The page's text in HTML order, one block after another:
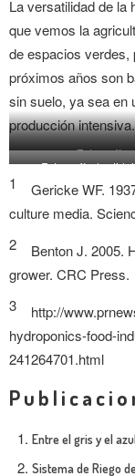
La versatilidad de la
que vemos la
de espacios verdes,
próximos años son
sin suelo, ya sea en
producción intensiva.
Fotografía:
Fotografía:
1
Gericke WF.
culture media.
2
Benton J. 2005.
grower. CRC Press.
3
http://
hydroponics-food-
241264701.html
Entre el gris y el
Sistema de Riego